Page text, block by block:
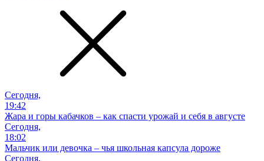
Сегодня,
19:42
Жара и горы кабачков – как спасти урожай и себя в августе
Сегодня,
18:02
Мальчик или девочка – чья школьная капсула дороже
Сегодня,